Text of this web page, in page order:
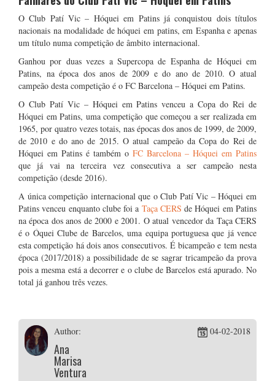
O Club Patí Vic – Hóquei em Patins já conquistou dois títulos
nacionais na modalidade de hóquei em patins, em Espanha e apenas
um título numa competição de âmbito internacional.
Ganhou por duas vezes a Supercopa de Espanha de Hóquei em
Patins, na época dos anos de 2009 e do ano de 2010. O atual
campeão desta competição é o FC Barcelona – Hóquei em Patins.
O Club Patí Vic – Hóquei em Patins venceu a Copa do Rei de
Hóquei em Patins, uma competição que começou a ser realizada em
1965, por quatro vezes totais, nas épocas dos anos de 1999, de 2009,
de 2010 e do ano de 2015. O atual campeão da Copa do Rei de
Hóquei em Patins é também o FC Barcelona – Hóquei em Patins
que já vai na terceira vez consecutiva a ser campeão nesta
competição (desde 2016).
A única competição internacional que o Club Patí Vic – Hóquei em
Patins venceu enquanto clube foi a Taça CERS de Hóquei em Patins
na época dos anos de 2000 e 2001. O atual vencedor da Taça CERS
é o Óquei Clube de Barcelos, uma equipa portuguesa que já vence
esta competição há dois anos consecutivos. É bicampeão e tem nesta
época (2017/2018) a possibilidade de se sagrar tricampeão da prova
pois a mesma está a decorrer e o clube de Barcelos está apurado. No
total já ganhou três vezes.
Author:
Ana
Marisa
Ventura
04-02-2018